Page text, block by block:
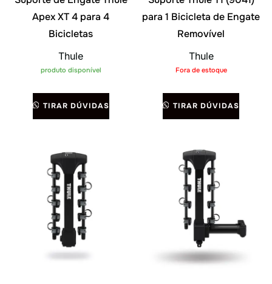
Apex XT 4 para 4
Bicicletas
Thule
produto disponível
TIRAR DÚVIDAS
para 1 Bicicleta de Engate
Removível
Thule
Fora de estoque
TIRAR DÚVIDAS